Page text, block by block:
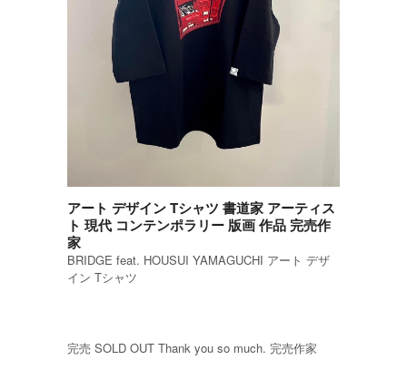
アート デザイン Tシャツ 書道家 アーティス
ト 現代 コンテンポラリー 版画 作品 完売作
家
BRIDGE feat. HOUSUI YAMAGUCHI アート デザ
イン Tシャツ
完売 SOLD OUT Thank you so much. 完売作家